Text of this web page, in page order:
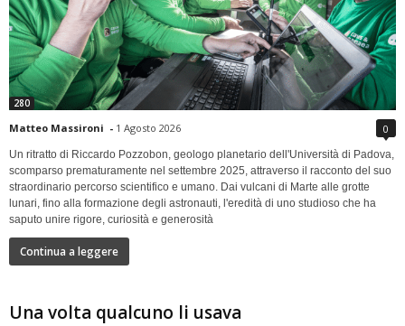
280
Matteo Massironi - 1 Agosto 2026 0
Un ritratto di Riccardo Pozzobon, geologo planetario dell'Università di Padova,
scomparso prematuramente nel settembre 2025, attraverso il racconto del suo
straordinario percorso scientifico e umano. Dai vulcani di Marte alle grotte
lunari, fino alla formazione degli astronauti, l'eredità di uno studioso che ha
saputo unire rigore, curiosità e generosità
Continua a leggere
Una volta qualcuno li usava